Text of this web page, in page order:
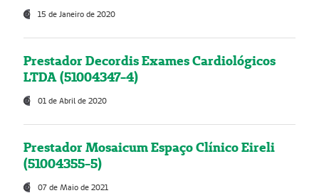
15 de Janeiro de 2020
Prestador Decordis Exames Cardiológicos
LTDA (51004347-4)
01 de Abril de 2020
Prestador Mosaicum Espaço Clínico Eireli
(51004355-5)
07 de Maio de 2021